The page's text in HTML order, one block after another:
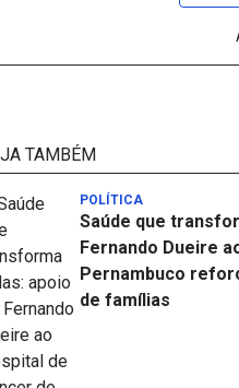
TAMBÉM
POLÍTICA
Saúde que
Fernando Dueire
Pernambuco
de famílias